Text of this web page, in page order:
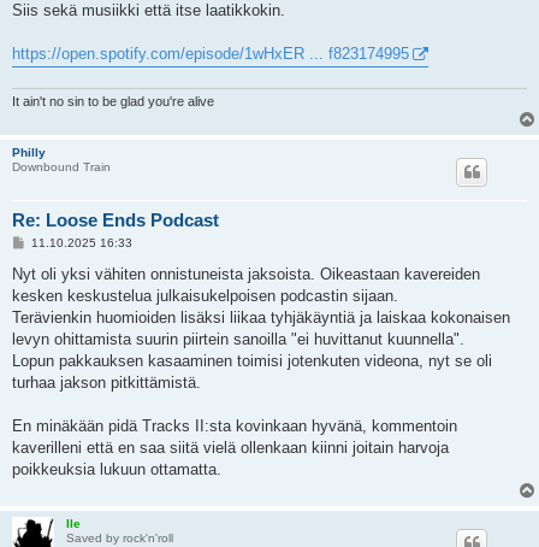
Siis sekä musiikki että itse laatikkokin.
https://open.spotify.com/episode/1wHxER ... f823174995
It ain't no sin to be glad you're alive
Philly
Downbound Train
Re: Loose Ends Podcast
V
e
s
t
i
11.10.2025 16:33
Nyt oli yksi vähiten onnistuneista jaksoista. Oikeastaan kavereiden
kesken keskustelua julkaisukelpoisen podcastin sijaan.
Terävienkin huomioiden lisäksi liikaa tyhjäkäyntiä ja laiskaa kokonaisen
levyn ohittamista suurin piirtein sanoilla "ei huvittanut kuunnella".
Lopun pakkauksen kasaaminen toimisi jotenkuten videona, nyt se oli
turhaa jakson pitkittämistä.
En minäkään pidä Tracks II:sta kovinkaan hyvänä, kommentoin
kaverilleni että en saa siitä vielä ollenkaan kiinni joitain harvoja
poikkeuksia lukuun ottamatta.
Ile
Saved by rock'n'roll